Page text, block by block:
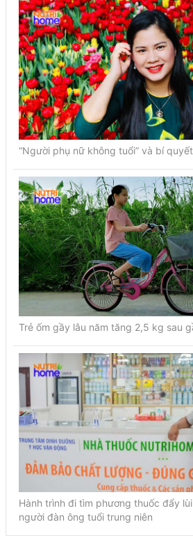
“Người phụ nữ không tuổi” và bí
Trẻ ốm gầy lâu năm tăng 2,5 kg sau
Hành trình đi tìm phương thuốc đẩy
người đàn ông tuổi trung niên